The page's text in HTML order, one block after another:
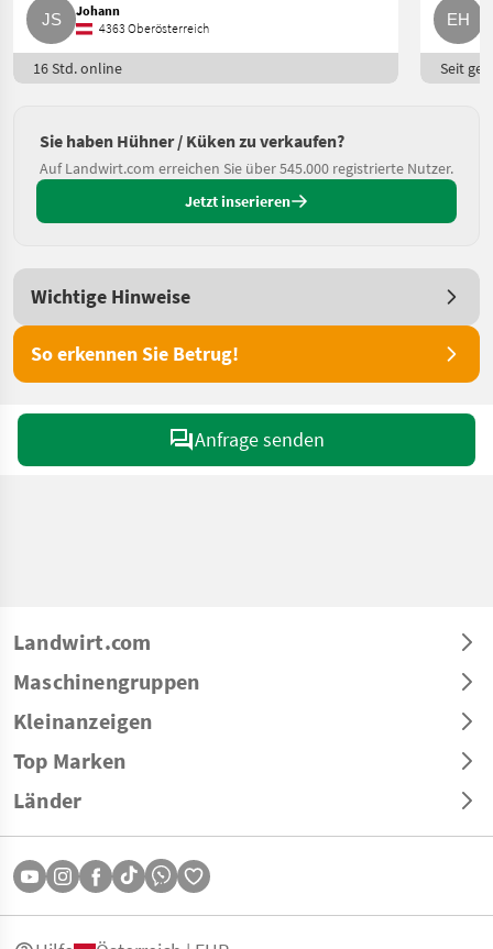
Johann
4363 Oberösterreich
16 Std. online Seit
Sie haben Hühner / Küken zu verkaufen?
Auf Landwirt.com erreichen Sie über 545.000 registrierte Nutzer.
Jetzt inserieren
Wichtige Hinweise
So erkennen Sie Betrug!
Anfrage senden
Landwirt.com
Maschinengruppen
Kleinanzeigen
Top Marken
Länder